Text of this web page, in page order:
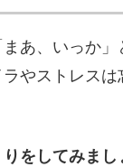
あ、いっか
やストレス
をしてみまし